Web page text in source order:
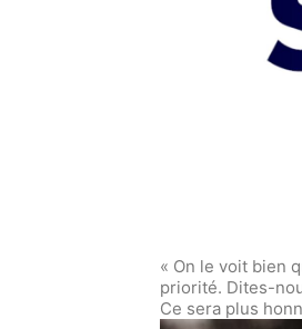
« On le voit bien
priorité. Dites-
Ce sera plus